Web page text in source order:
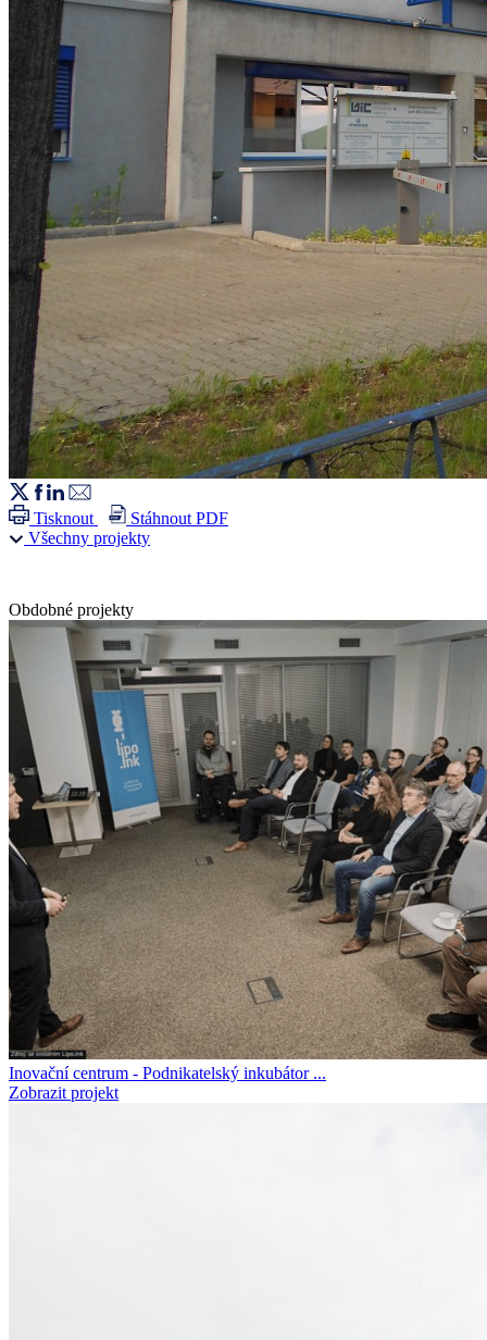
Tisknout
Stáhnout PDF
Všechny projekty
Obdobné projekty
Inovační centrum - Podnikatelský inkubátor ...
Zobrazit projekt